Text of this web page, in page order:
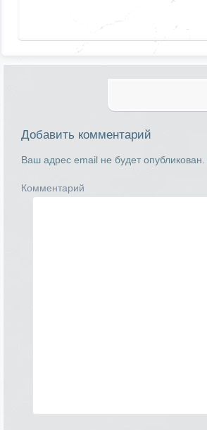
Добавить комментарий
Ваш адрес email не будет опубликован.
Комментарий